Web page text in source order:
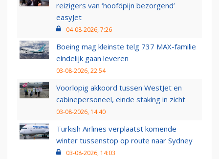
reizigers van ‘hoofdpijn bezorgend’
easyJet
04-08-2026, 7:26
Boeing mag kleinste telg 737 MAX-familie
eindelijk gaan leveren
03-08-2026, 22:54
Voorlopig akkoord tussen WestJet en
cabinepersoneel, einde staking in zicht
03-08-2026, 14:40
Turkish Airlines verplaatst komende
winter tussenstop op route naar Sydney
03-08-2026, 14:03